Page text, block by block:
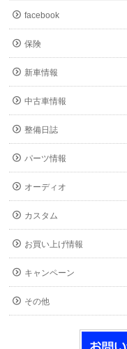
facebook
保険
新車情報
中古車情報
整備日誌
パーツ情報
オーディオ
カスタム
お買い上げ情報
キャンペーン
その他